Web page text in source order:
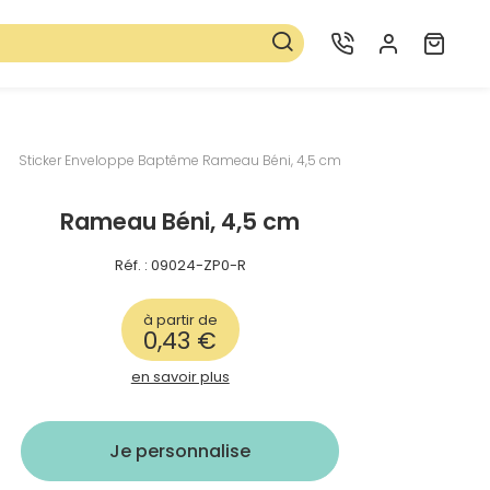
Sticker Enveloppe Baptême Rameau Béni, 4,5 cm
Rameau Béni, 4,5 cm
Réf. : 09024-ZP0-R
à partir de
0,43 €
en savoir plus
vérifiées avant impression.
papèterie
Plus d’info